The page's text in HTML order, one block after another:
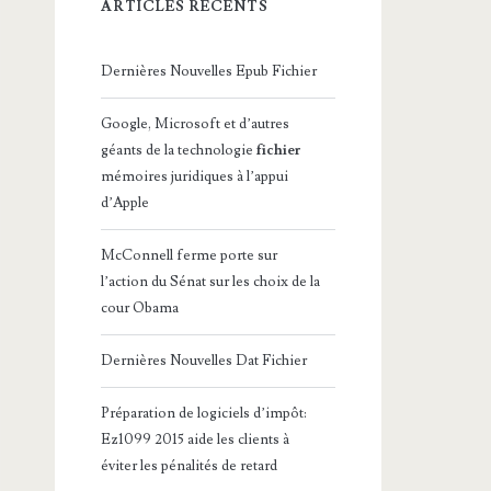
ARTICLES RÉCENTS
Dernières Nouvelles Epub Fichier
Google, Microsoft et d’autres
géants de la technologiefichier
mémoires juridiques à l’appui
d’Apple
McConnell ferme porte sur
l’action du Sénat sur les choix de la
cour Obama
Dernières Nouvelles Dat Fichier
Préparation de logiciels d’impôt:
Ez1099 2015 aide les clients à
éviter les pénalités de retard